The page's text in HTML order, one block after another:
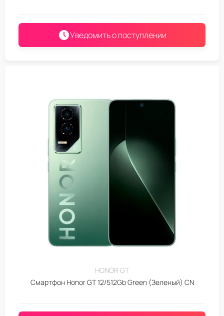
Уведомить о поступлении
HONOR GT
Смартфон Honor GT 12/512Gb Green (Зеленый) CN